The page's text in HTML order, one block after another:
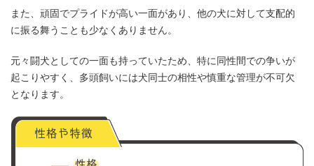
また、頑固でプライドが高い一面があり、他の犬に対して支配的
に振る舞うことも少なくありません。
元々闘犬としての一面も持っていたため、特に同性間での争いが
起こりやすく、多頭飼いには犬同士の相性や慎重な管理が不可欠
となります。